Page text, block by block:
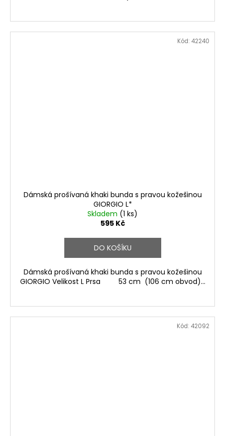
Dámská prošívaná khaki bunda s pravou kožešinou
GIORGIO L*
Skladem (1 ks)
595 Kč
DO KOŠÍKU
Dámská prošívaná khaki bunda s pravou kožešinou
GIORGIO Velikost L Prsa 53 cm (106 cm obvod)...
Kód: 42240
Kód: 42092